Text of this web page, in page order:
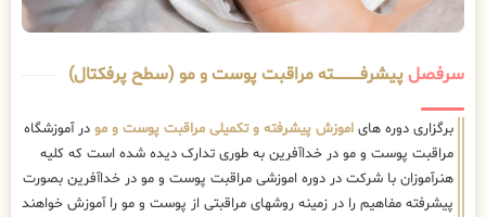
سرفصلپیشرفــــــــــــته مراقبت پوست و مو (سطح پرفکتال)
برگزاری دوره های اموزش پیشرفته و تکمیلی مراقبت پوست و مو در آموزشگاه
مراقبت پوست و مو در خداآفرین به طوری تدارک دیده شده است که کلیه
هنرآموزان با شرکت در دوره اموزشی مراقبت پوست و مو در خداآفرین بصورت
پیشرفته مفاهیم را در زمینه روشهای مراقبتی از پوست و مو را آموزش خواهند